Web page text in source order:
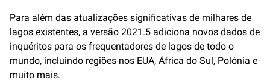
Para além das atualizações significativas de milhares de
lagos existentes, a versão 2021.5 adiciona novos dados de
inquéritos para os frequentadores de lagos de todo o
mundo, incluindo regiões nos EUA, África do Sul, Polónia e
muito mais.